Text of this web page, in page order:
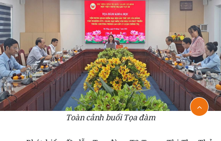
Toàn cảnh buổi Tọa đàm